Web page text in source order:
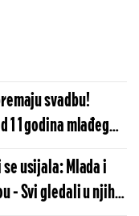
svadbu!
1 1 godina mlađeg
usijala: Mlada i
- Svi gledali u njih